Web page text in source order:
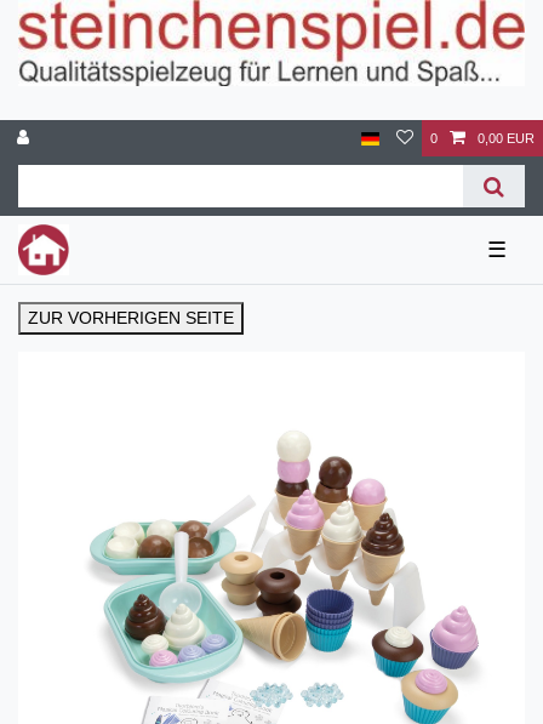
0 0,00 EUR
☰
ZUR VORHERIGEN SEITE